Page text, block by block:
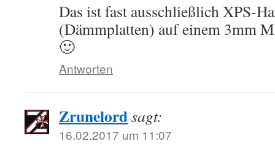
Das ist fast ausschließlich XPS-
(Dämmplatten) auf einem 3mm
🙂
Antworten
Zrunelordsagt:
16.02.2017 um 11:07